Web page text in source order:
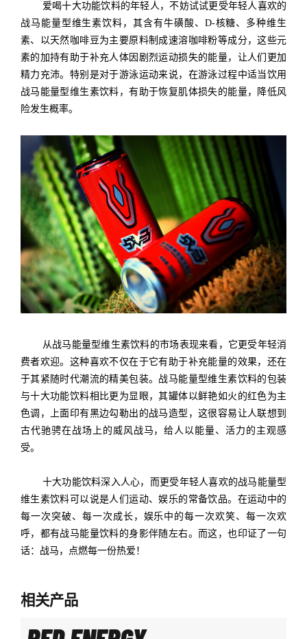
爱喝十大功能饮料的年轻人，不妨试试更受年轻人喜欢的
战马能量型维生素饮料，其含有牛磺酸、D-核糖、多种维生
素、以天然咖啡豆为主要原料制成速溶咖啡粉等成分，这些元
素的加持有助于补充人体因剧烈运动损失的能量，让人们更加
精力充沛。特别是对于游泳运动来说，在游泳过程中适当饮用
战马能量型维生素饮料，有助于恢复肌体损失的能量，降低风
险发生概率。
从战马能量型维生素饮料的市场表现来看，它更受年轻消
费者欢迎。这种喜欢不仅在于它有助于补充能量的效果，还在
于其紧随时代潮流的精美包装。战马能量型维生素饮料的包装
与十大功能饮料相比更为显眼，其罐体以鲜艳如火的红色为主
色调，上面印有黑边勾勒出的战马造型，这很容易让人联想到
古代驰骋在战场上的威风战马，给人以能量、活力的主观感
受。
十大功能饮料深入人心，而更受年轻人喜欢的战马能量型
维生素饮料可以说是人们运动、娱乐的常备饮品。在运动中的
每一次突破、每一次成长，娱乐中的每一次欢笑、每一次欢
呼，都有战马能量饮料的身影伴随左右。而这，也印证了一句
话：战马，点燃每一份热爱！
相关产品